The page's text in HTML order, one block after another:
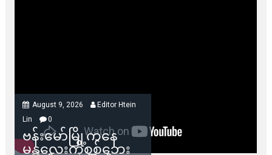
August 9, 2026
Editor Htein
Lin
0
ဗန်းမော်မြို့ကနေ
မန္တလေးကိုစစ်ဘေး